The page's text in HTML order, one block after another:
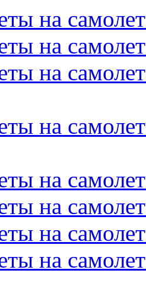
на
на
на
на
на
на
на
на